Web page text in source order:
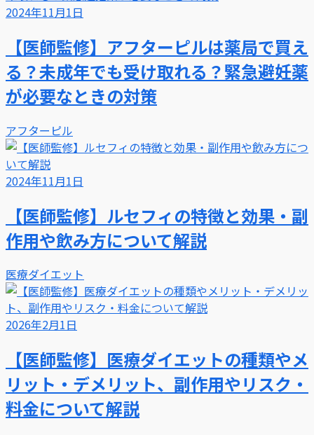
2024年11月1日
【医師監修】アフターピルは薬局で買え
る？未成年でも受け取れる？緊急避妊薬
が必要なときの対策
アフターピル
2024年11月1日
【医師監修】ルセフィの特徴と効果・副
作用や飲み方について解説
医療ダイエット
2026年2月1日
【医師監修】医療ダイエットの種類やメ
リット・デメリット、副作用やリスク・
料金について解説